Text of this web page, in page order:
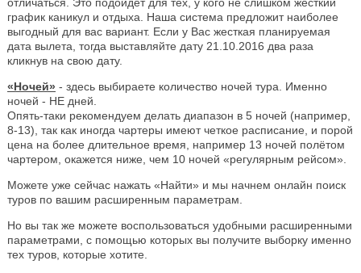
отличаться. Это подойдёт для тех, у кого не слишком жёсткий
график каникул и отдыха. Наша система предложит наиболее
выгодный для вас вариант. Если у Вас жесткая планируемая
дата вылета, тогда выставляйте дату 21.10.2016 два раза
кликнув на свою дату.
«Ночей» - здесь выбираете количество ночей тура. Именно
ночей - НЕ дней.
Опять-таки рекомендуем делать диапазон в 5 ночей (например,
8-13), так как иногда чартеры имеют четкое расписание, и порой
цена на более длительное время, например 13 ночей полётом
чартером, окажется ниже, чем 10 ночей «регулярным рейсом».
Можете уже сейчас нажать «Найти» и мы начнем онлайн поиск
туров по вашим расширенным параметрам.
Но вы так же можете воспользоваться удобными расширенными
параметрами, с помощью которых вы получите выборку именно
тех туров, которые хотите.